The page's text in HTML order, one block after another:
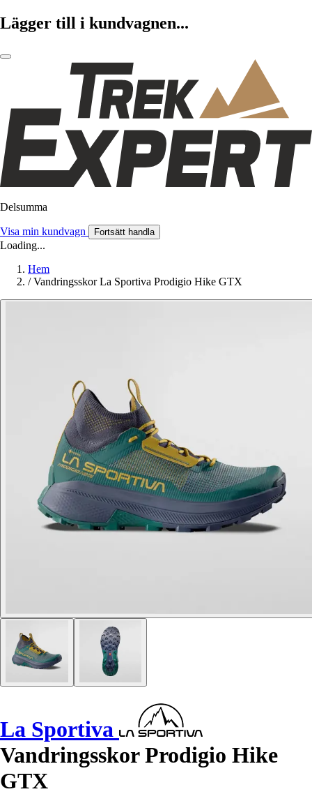
Lägger till i kundvagnen...
Delsumma
Visa min kundvagn Fortsätt handla
Loading...
Hem
/ Vandringsskor La Sportiva Prodigio Hike GTX
La Sportiva
Vandringsskor Prodigio Hike
GTX